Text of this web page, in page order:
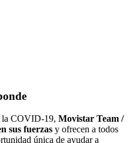
la COVID-19, Movistar Team /
sus fuerzas y ofrecen a todos
única de ayudar a